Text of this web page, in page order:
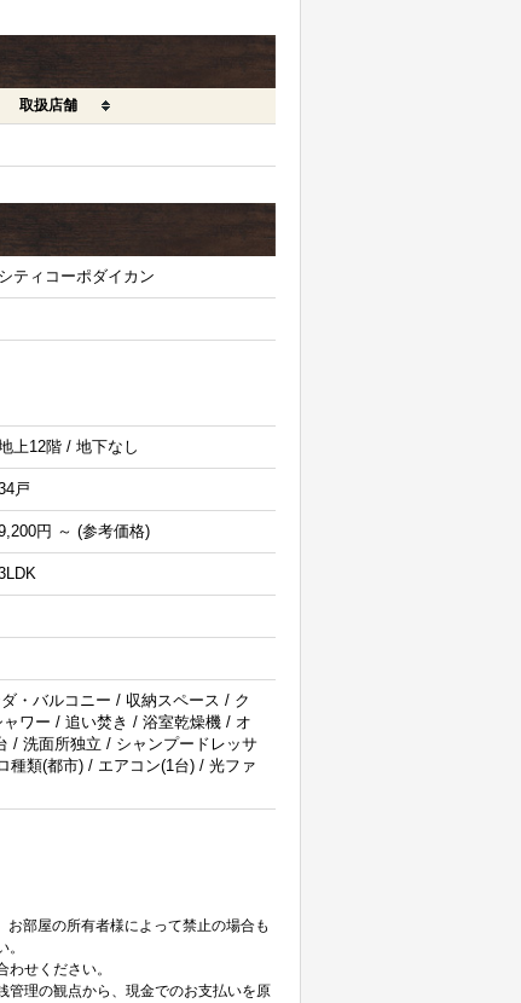
取扱店舗
シティコーポダイカン
上12階 / 地下なし
戸
円 ～ (参考価格)
・バルコニー / 収納スペース / ク
ワー / 追い焚き / 浴室乾燥機 / オ
/ 洗面所独立 / シャンプードレッサ
種類(都市) / エアコン(1台) / 光ファ
部屋の所有者様によって禁止の場合も
せください。
理の観点から、現金でのお支払いを原